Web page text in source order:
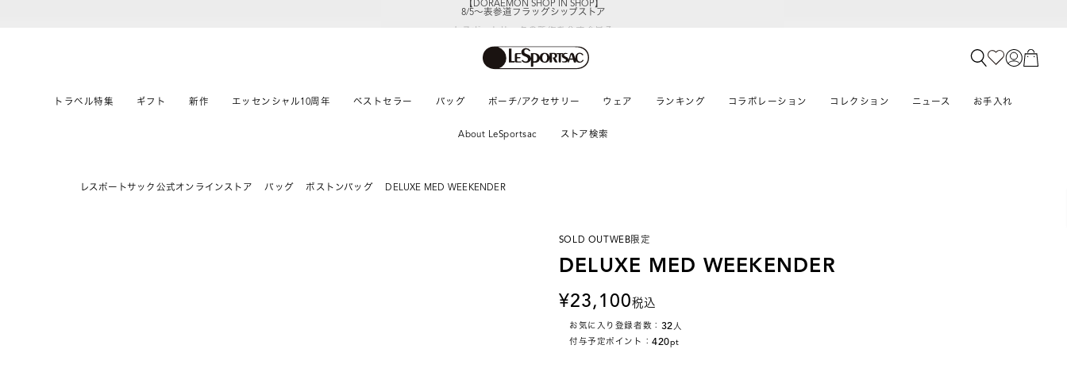
レスポートサックの新作を 今すぐ見る
トラベル特集 ギフト 新作 エッセンシャル10周年 ベストセラー バッグ ポーチ/アクセサリー ウェア ランキング コラボレーション コレクション ニュース お手入れ
About LeSportsac ストア検索
レスポートサック公式オンラインストア バッグ ボストンバッグ DELUXE MED WEEKENDER
SOLD OUTWEB限定
DELUXE MED WEEKENDER
23,100税込
お気に入り登録者数： 32 人
付与予定ポイント：420pt